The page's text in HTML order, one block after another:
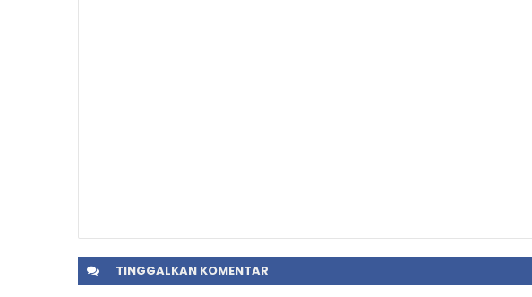
TINGGALKAN KOMENTAR